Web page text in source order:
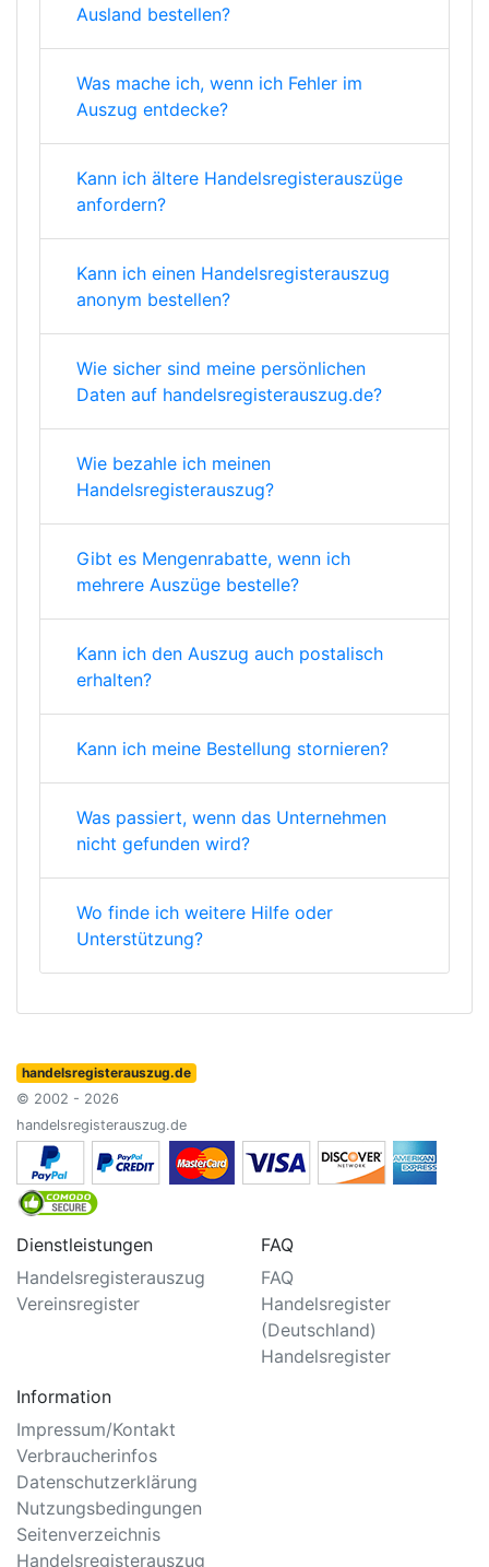
Ausland bestellen?
Was mache ich, wenn ich Fehler im
Auszug entdecke?
Kann ich ältere Handelsregisterauszüge
anfordern?
Kann ich einen Handelsregisterauszug
anonym bestellen?
Wie sicher sind meine persönlichen
Daten auf handelsregisterauszug.de?
Wie bezahle ich meinen
Handelsregisterauszug?
Gibt es Mengenrabatte, wenn ich
mehrere Auszüge bestelle?
Kann ich den Auszug auch postalisch
erhalten?
Kann ich meine Bestellung stornieren?
Was passiert, wenn das Unternehmen
nicht gefunden wird?
Wo finde ich weitere Hilfe oder
Unterstützung?
handelsregisterauszug.de
© 2002 - 2026
handelsregisterauszug.de
Dienstleistungen
Handelsregisterauszug
Vereinsregister
FAQ
FAQ
Handelsregister
(Deutschland)
Handelsregister
Information
Impressum/Kontakt
Verbraucherinfos
Datenschutzerklärung
Nutzungsbedingungen
Seitenverzeichnis
Handelsregisterauszug